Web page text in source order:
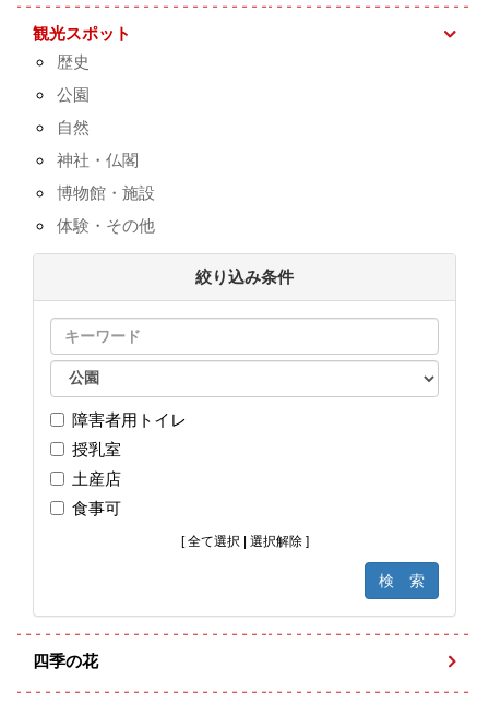
観光スポット
歴史
公園
自然
神社・仏閣
博物館・施設
体験・その他
絞り込み条件
障害者用トイレ
授乳室
土産店
食事可
[全て選択 選択解除]
四季の花